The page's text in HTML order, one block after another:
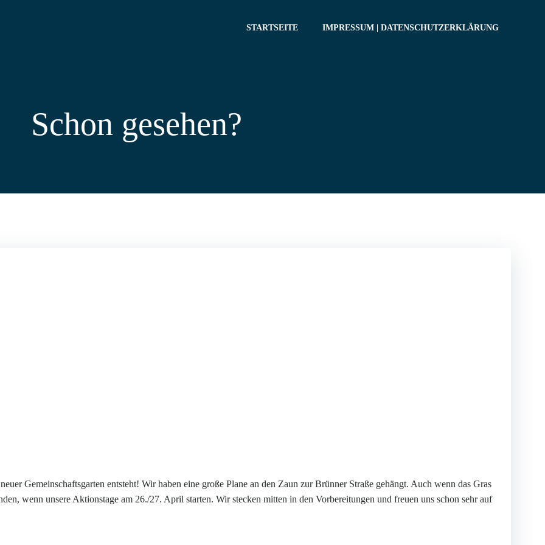
STARTSEITE IMPRESSUM | DATENSCHUTZERKLÄRUNG
Schon gesehen?
Gemeinschaftsgarten entsteht! Wir haben eine große Plane an den Zaun zur Brünner Straße gehängt. Auch wenn das Gras
wenn unsere Aktionstage am 26./27. April starten. Wir stecken mitten in den Vorbereitungen und freuen uns schon sehr auf